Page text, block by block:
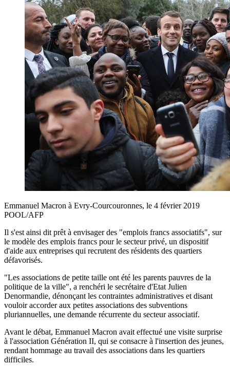
Emmanuel Macron à Evry-Courcouronnes, le 4 février 2019
POOL/AFP
Il s'est ainsi dit prêt à envisager des "emplois francs associatifs", sur
le modèle des emplois francs pour le secteur privé, un dispositif
d'aide aux entreprises qui recrutent des résidents des quartiers
défavorisés.
"Les associations de petite taille ont été les parents pauvres de la
politique de la ville", a renchéri le secrétaire d'Etat Julien
Denormandie, dénonçant les contraintes administratives et disant
vouloir accorder aux petites associations des subventions
pluriannuelles, une demande récurrente du secteur associatif.
Avant le débat, Emmanuel Macron avait effectué une visite surprise
à l'association Génération II, qui se consacre à l'insertion des jeunes,
rendant hommage au travail des associations dans les quartiers
difficiles.